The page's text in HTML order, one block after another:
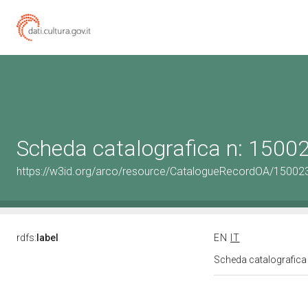
Scheda catalografica n:
https://w3id.org/arco/resource/CatalogueRecordOA/
rdfs: label EN
IT
Scheda